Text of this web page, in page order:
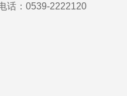
话：0539-2222120